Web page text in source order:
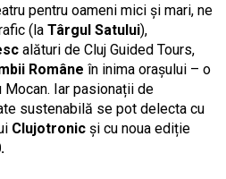
pentru oameni mici și mari, ne
(la Târgul Satului),
alături de Cluj Guided Tours,
Române în inima orașului – o
Iar pasionații de
sustenabilă se pot delecta cu
Clujotronic și cu noua ediție